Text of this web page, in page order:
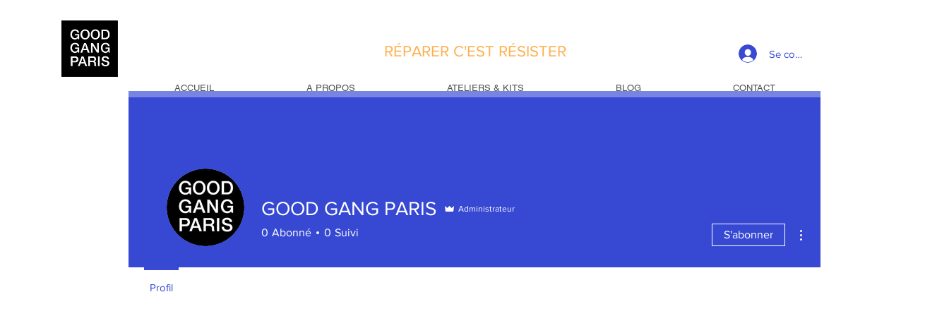
RÉPARER C'EST RÉSISTER Se connecter
ACCUEIL A PROPOS ATELIERS & KITS BLOG CONTACT
GOOD GANG PARIS Administrateur
0 Abonné 0 Suivi S'abonner
Profil